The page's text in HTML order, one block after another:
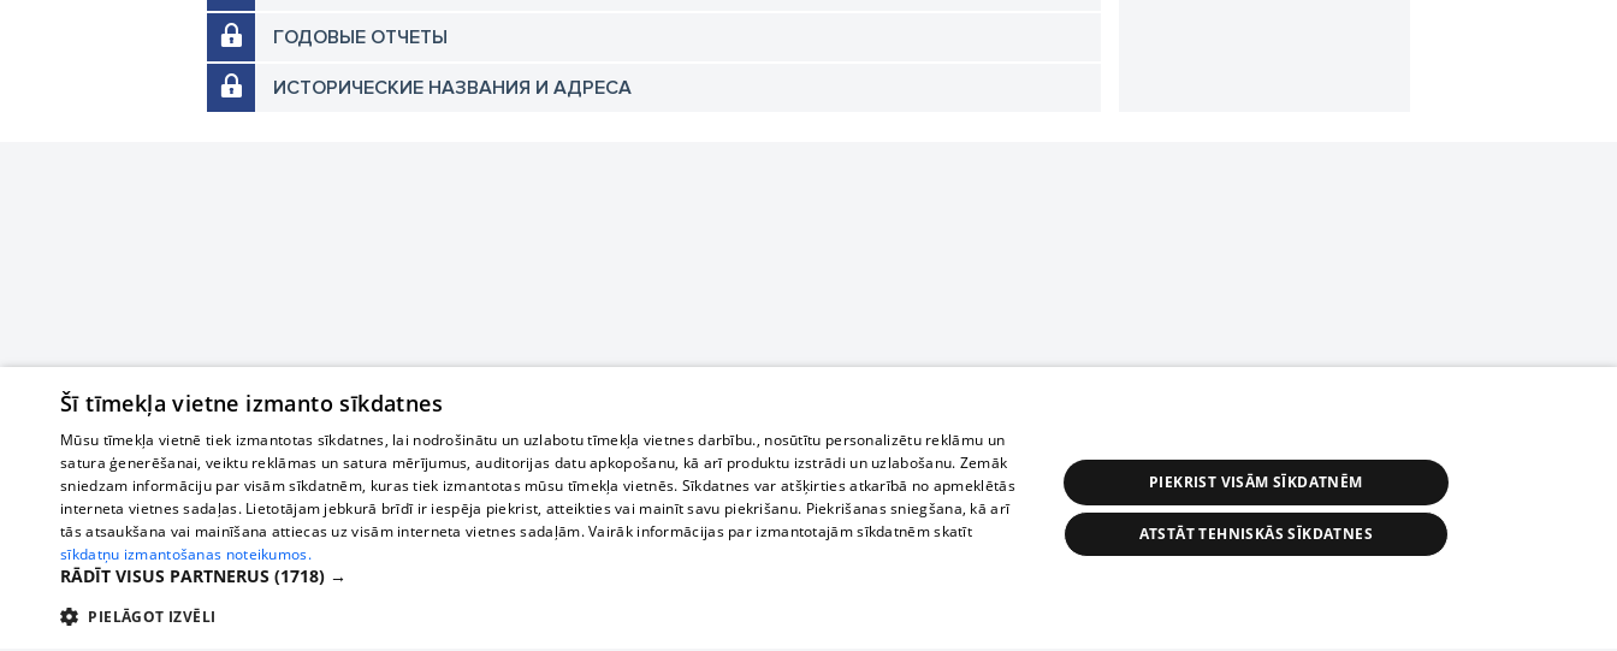
ГОДОВЫЕ ОТЧЕТЫ
ИСТОРИЧЕСКИЕ НАЗВАНИЯ И АДРЕСА
Šī tīmekļa vietne izmanto sīkdatnes
Mūsu tīmekļa vietnē tiek izmantotas sīkdatnes, lai nodrošinātu un uzlabotu tīmekļa vietnes darbību., nosūtītu personalizētu reklāmu un
satura ģenerēšanai, veiktu reklāmas un satura mērījumus, auditorijas datu apkopošanu, kā arī produktu izstrādi un uzlabošanu. Zemāk
sniedzam informāciju par visām sīkdatnēm, kuras tiek izmantotas mūsu tīmekļa vietnēs. Sīkdatnes var atšķirties atkarībā no apmeklētās
interneta vietnes sadaļas. Lietotājam jebkurā brīdī ir iespēja piekrist, atteikties vai mainīt savu piekrišanu. Piekrišanas sniegšana, kā arī
tās atsaukšana vai mainīšana attiecas uz visām interneta vietnes sadaļām. Vairāk informācijas par izmantotajām sīkdatnēm skatīt
sīkdatņu izmantošanas noteikumos.
RĀDĪT VISUS PARTNERUS (1718) →
PIELĀGOT IZVĒLI
PIEKRIST VISĀM SĪKDATNĒM
ATSTĀT TEHNISKĀS SĪKDATNES